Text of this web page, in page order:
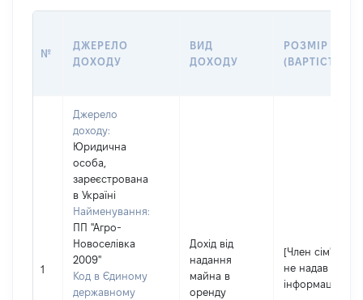
№
ДЖЕРЕЛО
ДОХОДУ
ВИД
ДОХОДУ
РОЗМІР
(ВАРТІСТЬ)
1
Джерело
доходу:
Юридична
особа,
зареєстрована
в Україні
Найменування:
ПП "Агро-
Новоселівка
2009"
Код в Єдиному
державному
Дохід від
надання
майна в
оренду
[Член сім'ї
не надав
інформацію]